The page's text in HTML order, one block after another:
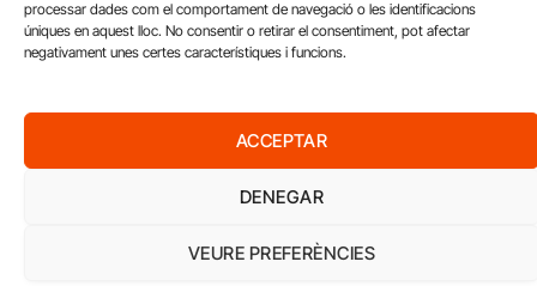
processar dades com el comportament de navegació o les identificacions
úniques en aquest lloc. No consentir o retirar el consentiment, pot afectar
negativament unes certes característiques i funcions.
ACCEPTAR
DENEGAR
VEURE PREFERÈNCIES